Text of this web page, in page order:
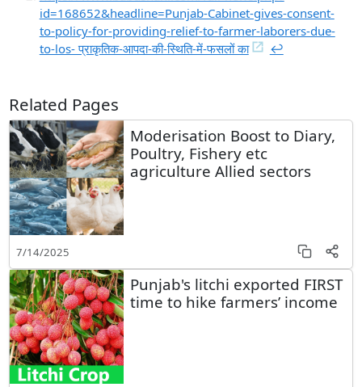
id=168652&headline=Punjab-Cabinet-gives-consent-
to-policy-for-providing-relief-to-farmer-laborers-due-
to-los- प्राकृतिक-आपदा-की-स्थिति-में-फसलों का
↩︎
Related Pages
Moderisation Boost to Diary,
Poultry, Fishery etc
agriculture Allied sectors
7/14/2025
Punjab's litchi exported FIRST
time to hike farmers’ income